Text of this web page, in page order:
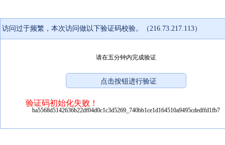
访问过于频繁，本次访问做以下验证码校验。（216.73.217.113）
请在五分钟内完成验证
验证码初始化失败！
ba5568d5142636b22df04d0c1c3d5269_740bb1ce1d164510a9495cdedffd1fb7